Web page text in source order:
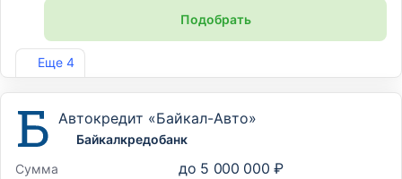
Еще 4
Подобрать
Лиц. №2307
Автокредит «Байкал-Авто»
Байкалкредобанк
Сумма
до 5 000 000 ₽